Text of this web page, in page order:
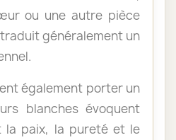
ou une autre pièce
généralement un
également porter un
blanches évoquent
la paix, la pureté et le